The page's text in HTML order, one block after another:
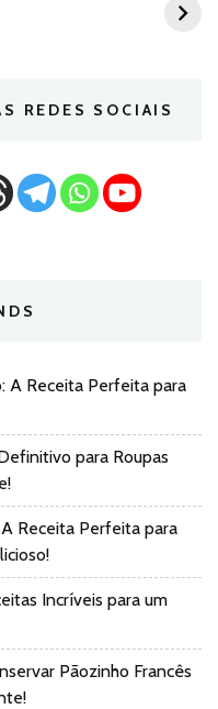
REDES SOCIAIS
A Receita Perfeita para
para Roupas
Receita Perfeita para
Incríveis para um
Pãozinho Francês